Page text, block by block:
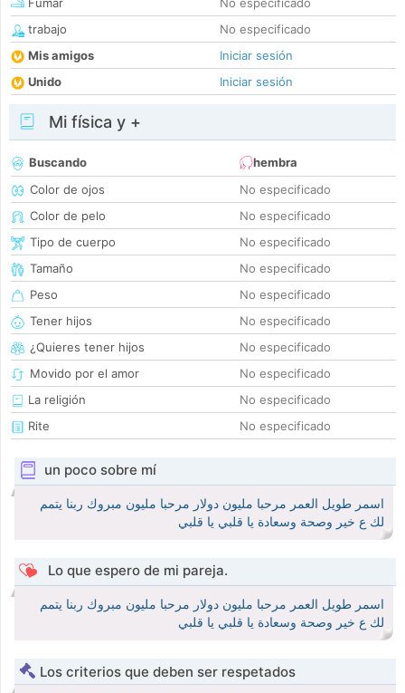
trabajo
No especificado
Mis amigos
Iniciar sesión
Unido
Iniciar sesión
Mi física y +
Buscando
hembra
Color de ojos
No especificado
Color de pelo
No especificado
Tipo de cuerpo
No especificado
Tamaño
No especificado
Peso
No especificado
Tener hijos
No especificado
¿Quieres tener hijos
No especificado
Movido por el amor
No especificado
La religión
No especificado
Rite
No especificado
un poco sobre mí
اسمر طويل العمر مرحبا مليون دولار مرحبا مليون مبروك ربنا يتمم
لك ع خير وصحة وسعادة يا قلبي يا قلبي
Lo que espero de mi pareja.
اسمر طويل العمر مرحبا مليون دولار مرحبا مليون مبروك ربنا يتمم
لك ع خير وصحة وسعادة يا قلبي يا قلبي
Los criterios que deben ser respetados